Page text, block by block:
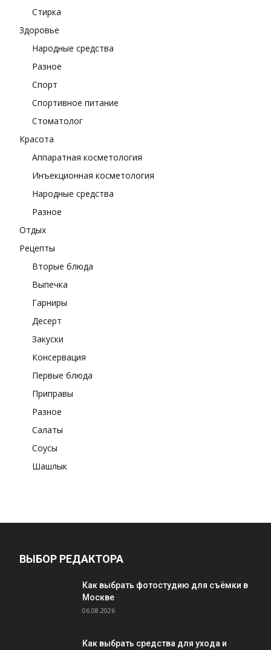
Стирка
Здоровье
Народные средства
Разное
Спорт
Спортивное питание
Стоматолог
Красота
Аппаратная косметология
Инъекционная косметология
Народные средства
Разное
Отдых
Рецепты
Вторые блюда
Выпечка
Гарниры
Десерт
Закуски
Консервация
Первые блюда
Приправы
Разное
Салаты
Соусы
Шашлык
ВЫБОР РЕДАКТОРА
Как выбрать фотостудию для съёмки в
Москве
06.08.2026
Как выбрать средства для ухода и